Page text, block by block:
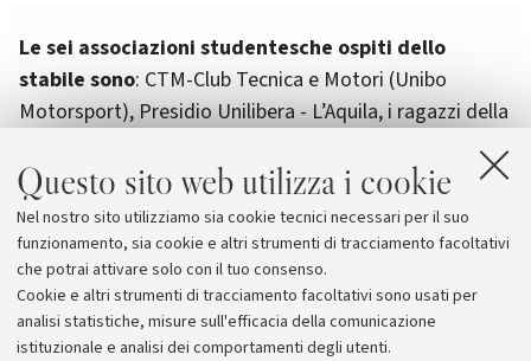
Questo sito web utilizza i cookie
Nel nostro sito utilizziamo sia cookie tecnici necessari per il suo
funzionamento, sia cookie e altri strumenti di tracciamento facoltativi
che potrai attivare solo con il tuo consenso.
Cookie e altri strumenti di tracciamento facoltativi sono usati per
analisi statistiche, misure sull'efficacia della comunicazione
istituzionale e analisi dei comportamenti degli utenti.
Le sei associazioni studentesche ospiti dello
stabile sono: CTM-Club Tecnica e Motori (Unibo
Motorsport), Presidio Unilibera - L’Aquila, i ragazzi della
casa dello studente, 6 aprile 2009, Progrè, S.V.Q.F.O. –
Sacer VenerabilisQue Fictonis Ordo, Uni LGBTQ, USAB-
Unione degli Studenti Albanesi. Gli spazi di via
Collamarini ospitano inoltre l’Associazione culturale
Fotoviva.